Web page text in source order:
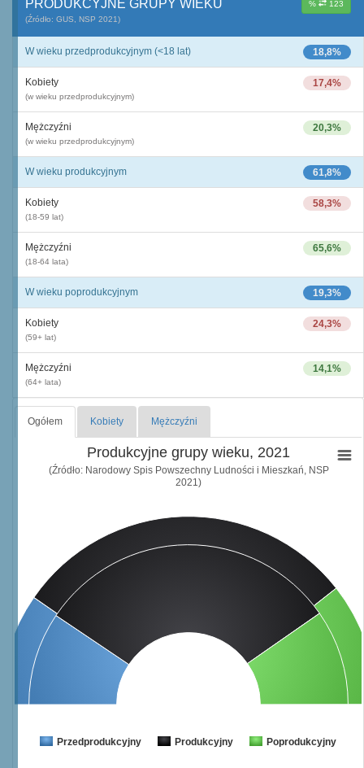
% 123
PRODUKCYJNE GRUPY WIEKU
(Źródło: GUS, NSP 2021)
18,8%
W wieku przedprodukcyjnym (<18 lat)
17,4%
Kobiety
(w wieku przedprodukcyjnym)
20,3%
Mężczyźni
(w wieku przedprodukcyjnym)
61,8%
W wieku produkcyjnym
58,3%
Kobiety
(18-59 lat)
65,6%
Mężczyźni
(18-64 lata)
19,3%
W wieku poprodukcyjnym
24,3%
Kobiety
(59+ lat)
14,1%
Mężczyźni
(64+ lata)
Ogółem Kobiety Mężczyźni
Produkcyjne grupy wieku, 2021
(Źródło: Narodowy Spis Powszechny Ludności i Mieszkań, NSP
2021)
Przedprodukcyjny Produkcyjny Poprodukcyjny